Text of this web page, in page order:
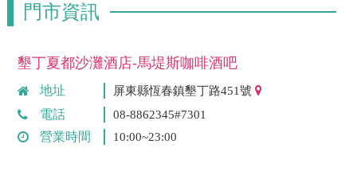
門市資訊
墾丁夏都沙灘酒店-馬堤斯咖啡酒吧
地址 屏東縣恆春鎮墾丁路451號
電話 08-8862345#7301
營業時間 10:00~23:00